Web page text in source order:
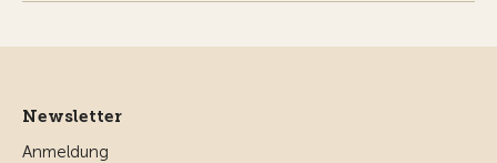
Newsletter
Anmeldung